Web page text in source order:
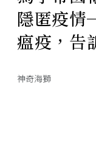
隱匿疫
瘟疫，告
神奇海獅